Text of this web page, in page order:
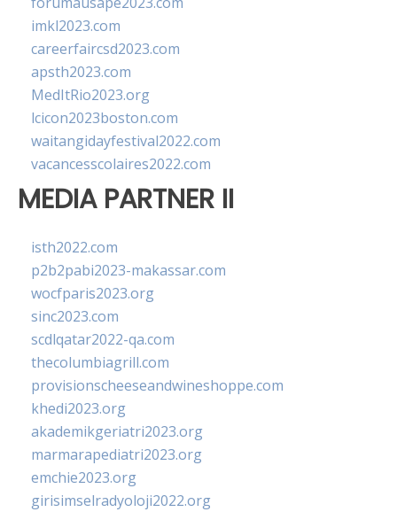
imkl2023.com
careerfaircsd2023.com
apsth2023.com
MedItRio2023.org
lcicon2023boston.com
waitangidayfestival2022.com
vacancesscolaires2022.com
MEDIA PARTNER II
isth2022.com
p2b2pabi2023-makassar.com
wocfparis2023.org
sinc2023.com
scdlqatar2022-qa.com
thecolumbiagrill.com
provisionscheeseandwineshoppe.com
khedi2023.org
akademikgeriatri2023.org
marmarapediatri2023.org
emchie2023.org
girisimselradyoloji2022.org